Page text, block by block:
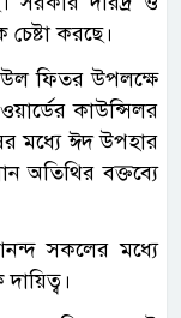
করছে।
উল ফিতর উপলক্ষে
কাউন্সিলর
মধ্যে ঈদ উপহার
অতিথির বক্তব্যে
সকলের মধ্যে